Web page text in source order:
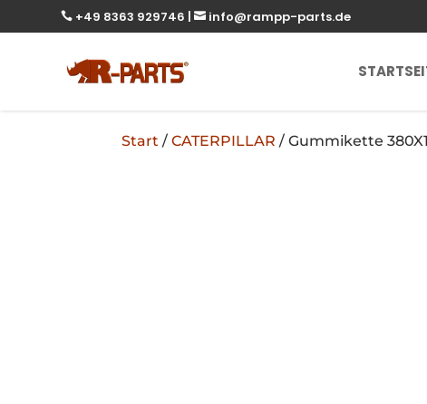
 +49 8363 929746 | info@rampp-parts.de
Start /CATERPILLAR / Gummikette